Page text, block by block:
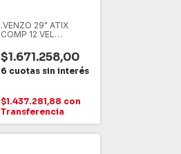
.VENZO 29" ATIX
COMP 12 VEL
17", TEAL - NEGRO, M
$1.671.258,00
$1.437.281,88 con
Transferencia